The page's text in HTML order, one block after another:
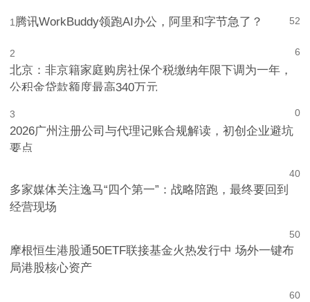
52
1腾讯WorkBuddy领跑AI办公，阿里和字节急了？
6
2
北京：非京籍家庭购房社保个税缴纳年限下调为一年，
公积金贷款额度最高340万元
0
3
2026广州注册公司与代理记账合规解读，初创企业避坑
要点
0
4
多家媒体关注逸马“四个第一”：战略陪跑，最终要回到
经营现场
0
5
摩根恒生港股通50ETF联接基金火热发行中 场外一键布
局港股核心资产
0
6